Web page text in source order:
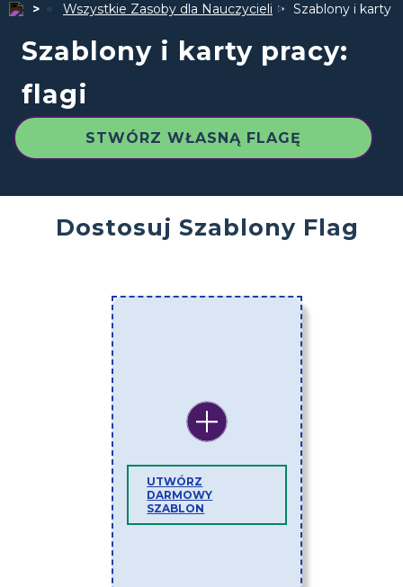
Wszystkie Zasoby dla Nauczycieli Szablony i karty
Szablony i karty pracy:
flagi
STWÓRZ WŁASNĄ FLAGĘ
Dostosuj Szablony Flag
UTWÓRZ
DARMOWY
SZABLON